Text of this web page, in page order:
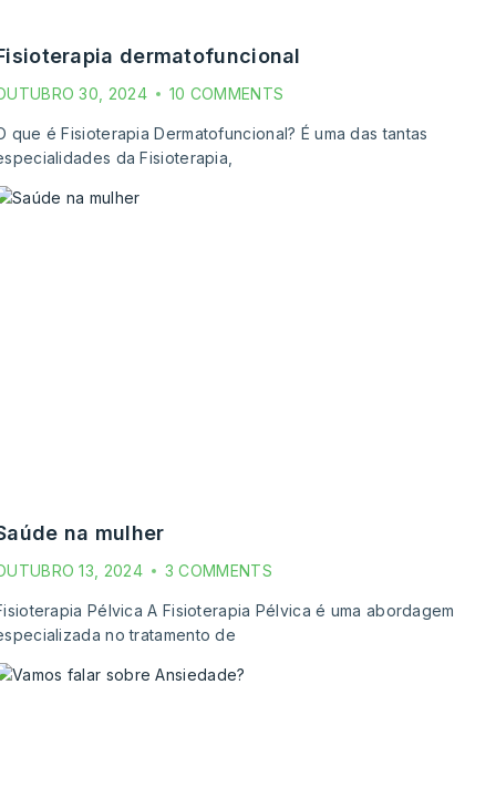
fisioterapia dermatofuncional
30, 2024 10 COMMENTS
que é Fisioterapia Dermatofuncional? É uma das tantas
da Fisioterapia,
saúde na mulher
13, 2024 3 COMMENTS
Pélvica A Fisioterapia Pélvica é uma abordagem
no tratamento de